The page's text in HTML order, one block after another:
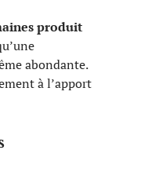
produit
abondante.
à l’apport